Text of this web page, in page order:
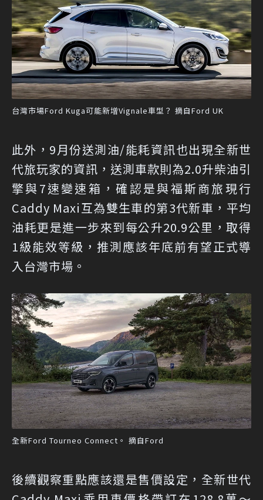
台灣市場Ford Kuga可能新增Vignale車型？ 摘自Ford UK
此外，9月份送測油/能耗資訊也出現全新世
代旅玩家的資訊，送測車款則為2.0升柴油引
擎與7速變速箱，確認是與福斯商旅現行
Caddy Maxi互為雙生車的第3代新車，平均
油耗更是進一步來到每公升20.9公里，取得
1級能效等級，推測應該年底前有望正式導
入台灣市場。
全新Ford Tourneo Connect。 摘自Ford
後續觀察重點應該還是售價設定，全新世代